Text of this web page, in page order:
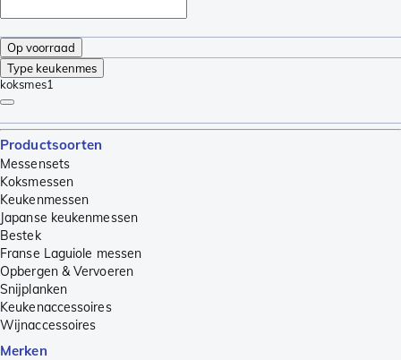
Op voorraad
Type keukenmes
koksmes1
Productsoorten
Messensets
Koksmessen
Keukenmessen
Japanse keukenmessen
Bestek
Franse Laguiole messen
Opbergen & Vervoeren
Snijplanken
Keukenaccessoires
Wijnaccessoires
Merken